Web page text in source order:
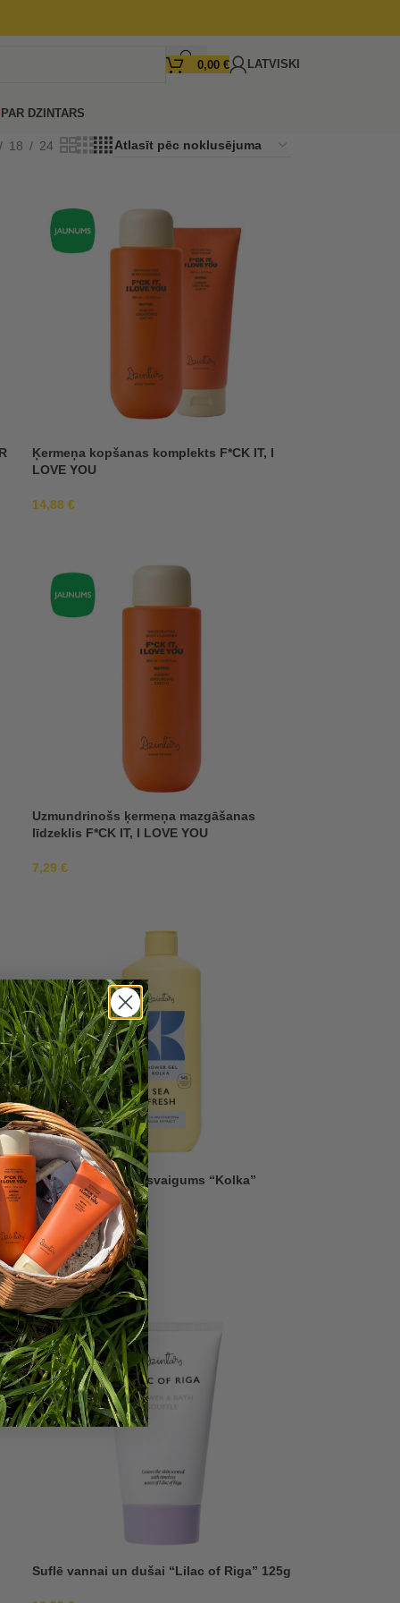
0,00 € LATVISKI
PAR DZINTARS
18 24
Ķermeņa kopšanas komplekts F*CK IT, I
LOVE YOU
14,88 €
Uzmundrinošs ķermeņa mazgāšanas
līdzeklis F*CK IT, I LOVE YOU
7,29 €
Dušas želeja jūras svaigums “Kolka”
500ml
5,69
Suflē vannai un dušai “Lilac of Riga” 125g